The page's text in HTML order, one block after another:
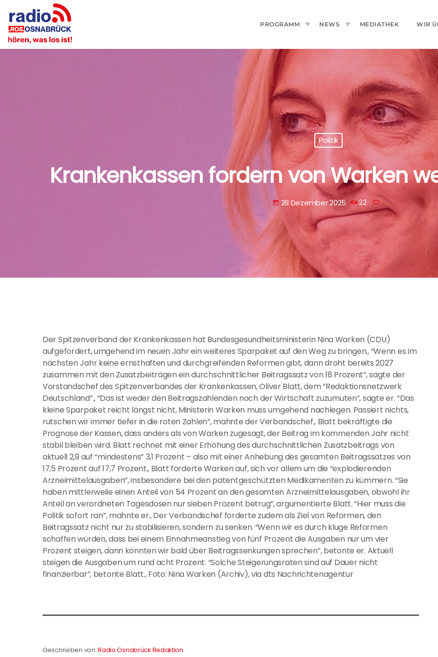
PROGRAMM NEWS MEDIATHEK WIR
Politik
Krankenkassen fordern von Warken
today 28 Dezember 2025 22
Der Spitzenverband der Krankenkassen hat Bundesgesundheitsministerin Nina Warken (CDU)
aufgefordert, umgehend im neuen Jahr ein weiteres Sparpaket auf den Weg zu bringen., “Wenn es im
nächsten Jahr keine ernsthaften und durchgreifenden Reformen gibt, dann droht bereits 2027
zusammen mit den Zusatzbeiträgen ein durchschnittlicher Beitragssatz von 18 Prozent”, sagte der
Vorstandschef des Spitzenverbandes der Krankenkassen, Oliver Blatt, dem “Redaktionsnetzwerk
Deutschland”., “Das ist weder den Beitragszahlenden noch der Wirtschaft zuzumuten”, sagte er. “Das
kleine Sparpaket reicht längst nicht, Ministerin Warken muss umgehend nachlegen. Passiert nichts,
rutschen wir immer tiefer in die roten Zahlen”, mahnte der Verbandschef., Blatt bekräftigte die
Prognose der Kassen, dass anders als von Warken zugesagt, der Beitrag im kommenden Jahr nicht
stabil bleiben wird. Blatt rechnet mit einer Erhöhung des durchschnittlichen Zusatzbeitrags von
aktuell 2,9 auf “mindestens” 3,1 Prozent – also mit einer Anhebung des gesamten Beitragssatzes von
17,5 Prozent auf 17,7 Prozent., Blatt forderte Warken auf, sich vor allem um die “explodierenden
Arzneimittelausgaben”, insbesondere bei den patentgeschützten Medikamenten zu kümmern. “Sie
haben mittlerweile einen Anteil von 54 Prozent an den gesamten Arzneimittelausgaben, obwohl ihr
Anteil an verordneten Tagesdosen nur sieben Prozent betrug”, argumentierte Blatt. “Hier muss die
Politik sofort ran”, mahnte er., Der Verbandschef forderte zudem als Ziel von Reformen, den
Beitragssatz nicht nur zu stabilisieren, sondern zu senken. “Wenn wir es durch kluge Reformen
schaffen würden, dass bei einem Einnahmeanstieg von fünf Prozent die Ausgaben nur um vier
Prozent steigen, dann könnten wir bald über Beitragssenkungen sprechen”, betonte er. Aktuell
steigen die Ausgaben um rund acht Prozent. “Solche Steigerungsraten sind auf Dauer nicht
finanzierbar”, betonte Blatt., Foto: Nina Warken (Archiv), via dts Nachrichtenagentur
Geschrieben von:Radio Osnabrück Redaktion